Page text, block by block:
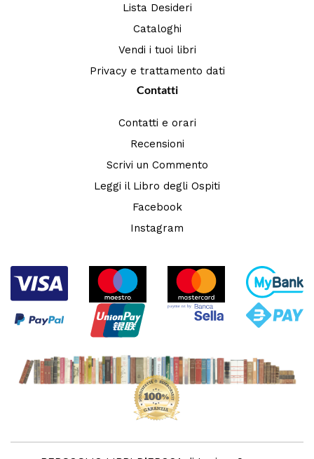
Lista Desideri
Cataloghi
Vendi i tuoi libri
Privacy e trattamento dati
Contatti
Contatti e orari
Recensioni
Scrivi un Commento
Leggi il Libro degli Ospiti
Facebook
Instagram